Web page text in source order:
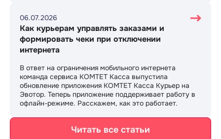
06.07.2026
Как курьерам управлять заказами и
формировать чеки при отключении
интернета
В ответ на ограничения мобильного интернета
команда сервиса КОМТЕТ Касса выпустила
обновление приложения КОМТЕТ Касса Курьер на
Эвотор. Теперь приложение поддерживает работу в
офлайн-режиме. Расскажем, как это работает.
Читать все статьи